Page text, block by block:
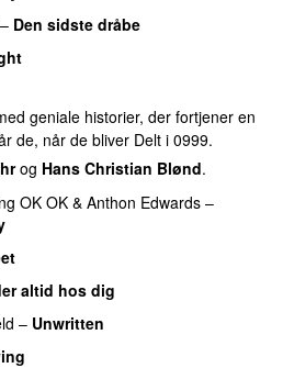
– Den sidste dråbe
geniale historier, der fortjener en
de, når de bliver Delt i 0999.
og Hans Christian Blønd.
OK OK & Anthon Edwards –
altid hos dig
– Unwritten